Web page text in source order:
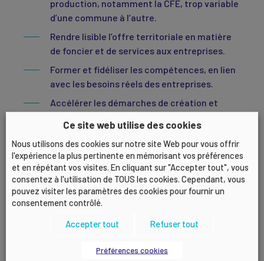
production, notamment la CFE, trop variable
d’une commune à l’autre.
Rendre lisible l’offre territoriale en matière
de foncier et de services aux entreprises.
Former et fidéliser les compétences, en lien
avec les besoins réels des entreprises.
Accélérer les démarches de création et
pour permettre aux porteurs de projets de
se concentrer sur le développement.
Le MEDEF Lyon-Rhône travaille activement sur ces
sujets, en lien avec les collectivités locales, les
fédérations professionnelles et les acteurs de
Économie, Environnement et nos groupes de
Ce site web utilise des cookies
Nous utilisons des cookies sur notre site Web pour vous offrir
l'expérience la plus pertinente en mémorisant vos préférences
et en répétant vos visites. En cliquant sur "Accepter tout", vous
consentez à l'utilisation de TOUS les cookies. Cependant, vous
pouvez visiter les paramètres des cookies pour fournir un
consentement contrôlé.
Accepter tout Refuser tout
Préférences cookies